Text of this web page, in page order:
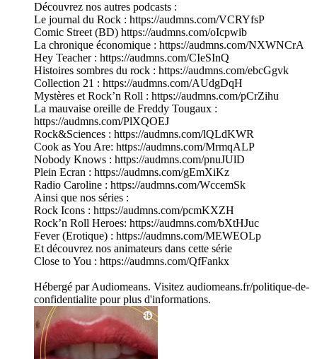
Découvrez nos autres podcasts :
Le journal du Rock : https://audmns.com/VCRYfsP
Comic Street (BD) https://audmns.com/oIcpwib
La chronique économique : https://audmns.com/NXWNCrA
Hey Teacher : https://audmns.com/CIeSInQ
Histoires sombres du rock : https://audmns.com/ebcGgvk
Collection 21 : https://audmns.com/AUdgDqH
Mystères et Rock’n Roll : https://audmns.com/pCrZihu
La mauvaise oreille de Freddy Tougaux :
https://audmns.com/PlXQOEJ
Rock&Sciences : https://audmns.com/lQLdKWR
Cook as You Are: https://audmns.com/MrmqALP
Nobody Knows : https://audmns.com/pnuJUlD
Plein Ecran : https://audmns.com/gEmXiKz
Radio Caroline : https://audmns.com/WccemSk
Ainsi que nos séries :
Rock Icons : https://audmns.com/pcmKXZH
Rock’n Roll Heroes: https://audmns.com/bXtHJuc
Fever (Erotique) : https://audmns.com/MEWEOLp
Et découvrez nos animateurs dans cette série
Close to You : https://audmns.com/QfFankx
Hébergé par Audiomeans. Visitez audiomeans.fr/politique-de-
confidentialite pour plus d'informations.